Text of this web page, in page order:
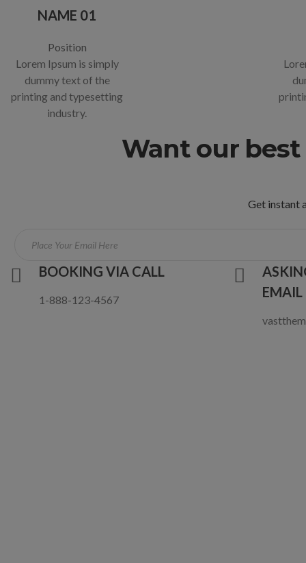
NAME 01
Position
Lorem Ipsum is simply
dummy text of the
printing and typesetting
industry.
Want our best
Get instant
BOOKING VIA CALL
1-888-123-4567
EMAIL